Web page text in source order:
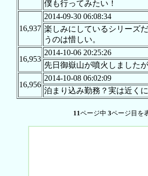
僕も行ってみたい！
16,937
2014-09-30 06:08:34
楽しみにしているシリーズ
うのは惜しい。
16,953
2014-10-06 20:25:26
先日御嶽山が噴火しました
16,956
2014-10-08 06:02:09
泊まり込み勤務？実は近く
11ページ中 3ページ目を